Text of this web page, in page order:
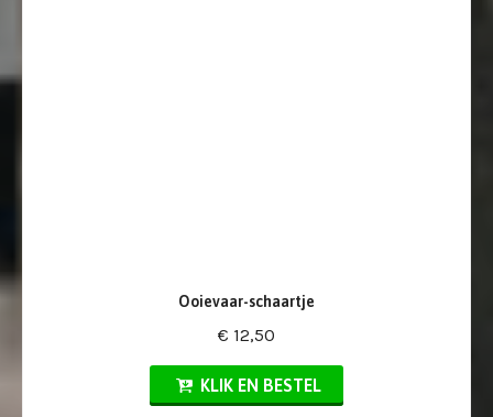
Ooievaar-schaartje
€ 12,50
KLIK EN BESTEL